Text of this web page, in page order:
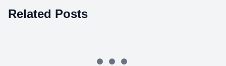
Related Posts